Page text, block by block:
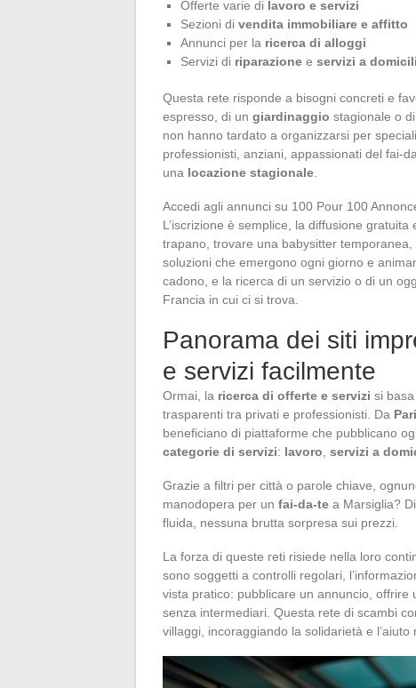
Offerte varie di lavoro e servizi
Sezioni di vendita immobiliare e affitto
Annunci per la ricerca di alloggi
Servizi di riparazione e servizi a
Questa rete risponde a bisogni concreti e
espresso, di un giardinaggio stagionale o
non hanno tardato a organizzarsi per
professionisti, anziani, appassionati del fai-
una locazione stagionale
Accedi agli annunci su 100 Pour 100
L’iscrizione è semplice, la diffusione
trapano, trovare una babysitter
soluzioni che emergono ogni giorno e
cadono, e la ricerca di un servizio o di un
Francia in cui ci si trova.
Panorama dei siti
e servizi facilmente
Ormai, la ricerca di offerte e servizi si
trasparenti tra privati e professionisti. Da
beneficiano di piattaforme che pubblicano
categorie di servizi: lavoro servizi a
Grazie a filtri per città o parole chiave,
manodopera per un fai-da-te a Marsiglia?
fluida, nessuna brutta sorpresa sui prezzi.
La forza di queste reti risiede nella loro
sono soggetti a controlli regolari,
vista pratico: pubblicare un annuncio, offrire
senza intermediari. Questa rete di scambi
villaggi, incoraggiando la solidarietà e l’aiuto